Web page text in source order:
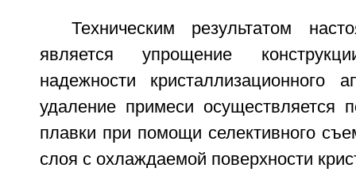
Техническим результатом
является упрощение
надежности кристаллизационного
удаление примеси осуществляется
плавки при помощи селективного
слоя с охлаждаемой поверхности